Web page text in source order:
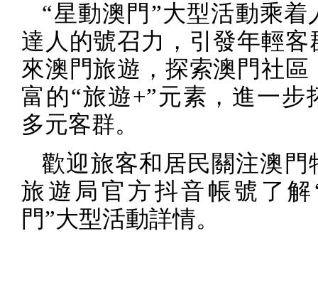
“星動澳門”大型活動乘着
達人的號召力，引發年輕客
來澳門旅遊，探索澳門社區
富的“旅遊+”元素，進一步
多元客群。
歡迎旅客和居民關注澳門
旅遊局官方抖音帳號了解
門”大型活動詳情。